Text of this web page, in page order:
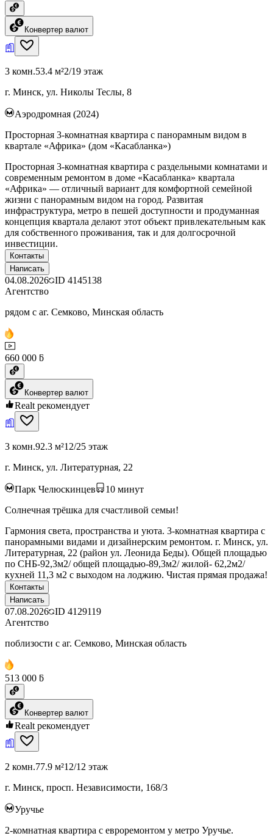
Конвертер валют
3 комн.53.4 м²2/19 этаж
г. Минск, ул. Николы Теслы, 8
Аэродромная (2024)
Просторная 3-комнатная квартира с панорамным видом в
квартале «Африка» (дом «Касабланка»)
Просторная 3-комнатная квартира с раздельными комнатами и
современным ремонтом в доме «Касабланка» квартала
«Африка» — отличный вариант для комфортной семейной
жизни с панорамным видом на город. Развитая
инфраструктура, метро в пешей доступности и продуманная
концепция квартала делают этот объект привлекательным как
для собственного проживания, так и для долгосрочной
инвестиции.
Контакты
Написать
04.08.2026 ID 4145138
Агентство
рядом с аг. Семково, Минская область
660 000 ƃ
Конвертер валют
Realt рекомендует
3 комн.92.3 м²12/25 этаж
г. Минск, ул. Литературная, 22
Парк Челюскинцев 10 минут
Солнечная трёшка для счастливой семьи!
Гармония света, пространства и уюта. 3-комнатная квартира с
панорамными видами и дизайнерским ремонтом. г. Минск, ул.
Литературная, 22 (район ул. Леонида Беды). Общей площадью
по СНБ-92,3м2/ общей площадью-89,3м2/ жилой- 62,2м2/
кухней 11,3 м2 с выходом на лоджию. Чистая прямая продажа!
Контакты
Написать
07.08.2026 ID 4129119
Агентство
поблизости с аг. Семково, Минская область
513 000 ƃ
Конвертер валют
Realt рекомендует
2 комн.77.9 м²12/12 этаж
г. Минск, просп. Независимости, 168/3
Уручье
2-комнатная квартира с евроремонтом у метро Уручье.